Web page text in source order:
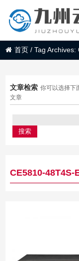
首页 /Tag Archives:
文章检索 你可以选择下
文章
CE5810-48T4S-